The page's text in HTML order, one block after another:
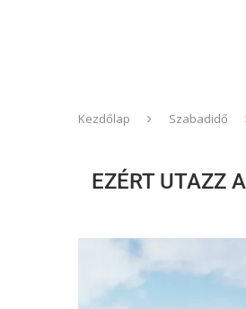
Kezdőlap Szabadidő
EZÉRT UTAZZ